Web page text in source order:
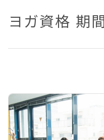
ヨガ資格 期間